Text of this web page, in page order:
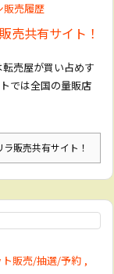
販売履歴
売共有サイト！
売屋が買い占めす
では全国の量販店
販売共有サイト！
ト販売/抽選/予約 ,